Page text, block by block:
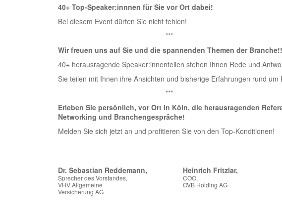
40+ Top-Speaker:innnen für Sie vor Ort dabei!
Bei diesem Event dürfen Sie nicht fehlen!
***
Wir freuen uns auf Sie und die spannenden Themen der
40+ herausragende Speaker:innenteilen stehen Ihnen Rede und
Sie teilen mit Ihnen ihre Ansichten und bisherige Erfahrungen rund um
***
Erleben Sie persönlich, vor Ort in Köln, die herausragenden
Networking und Branchengespräche!
Melden Sie sich jetzt an und profitieren Sie von den Top-Konditionen!
Dr. Sebastian Reddemann,
Sprecher des Vorstandes,
VHV Allgemeine
Versicherung AG
Heinrich Fritzlar,
COO,
OVB Holding AG